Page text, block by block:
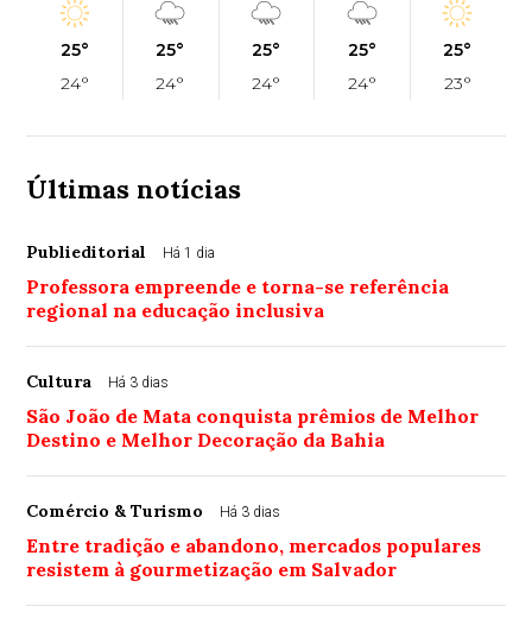
25°
24°
25°
24°
25°
24°
25°
24°
25°
23°
Últimas notícias
Publieditorial Há 1 dia
Professora empreende e torna-se referência
regional na educação inclusiva
Cultura Há 3 dias
São João de Mata conquista prêmios de Melhor
Destino e Melhor Decoração da Bahia
Comércio & Turismo Há 3 dias
Entre tradição e abandono, mercados populares
resistem à gourmetização em Salvador